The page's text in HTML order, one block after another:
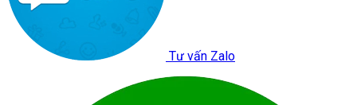
Tư vấn Zalo